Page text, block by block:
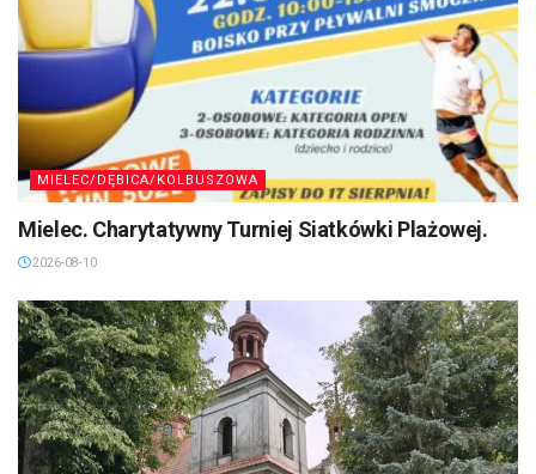
MIELEC/DĘBICA/KOLBUSZOWA
Mielec. Charytatywny Turniej Siatkówki Plażowej.
2026-08-10